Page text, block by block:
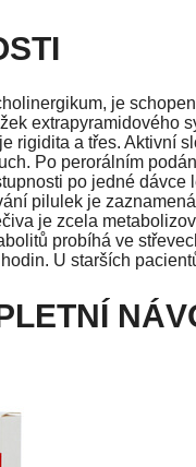
je
extrapyramidového
rigidita a třes. Aktivní
Po perorálním
po jedné
pilulek je
je zcela
probíhá ve
U starších